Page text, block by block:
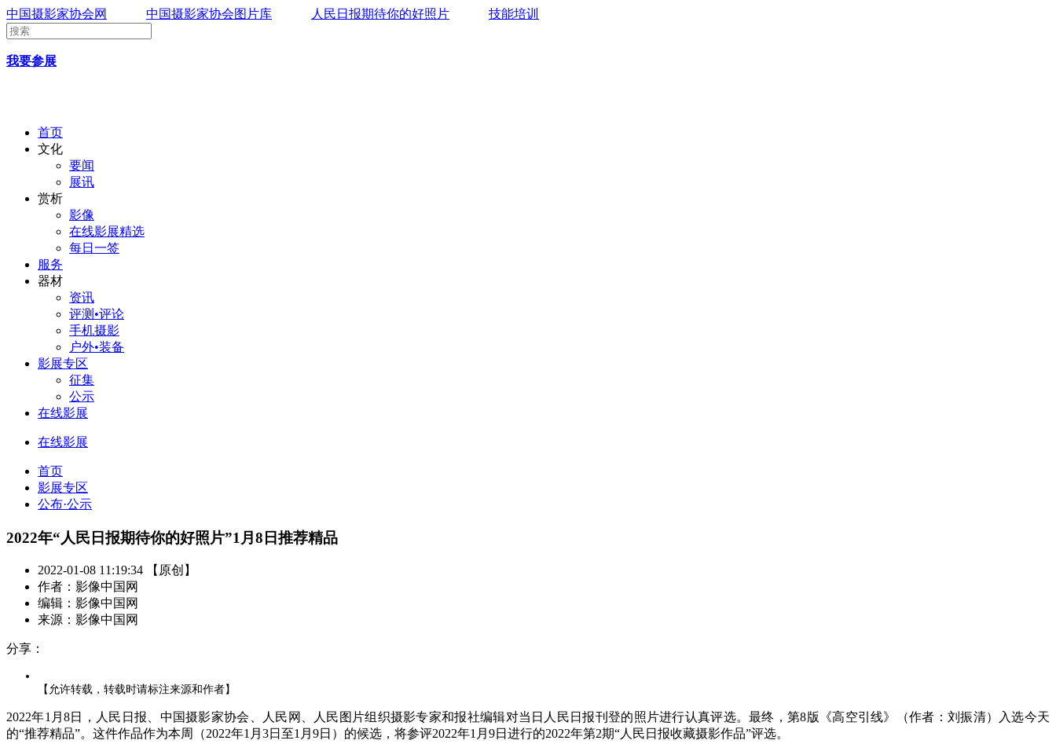
中国摄影家协会网 中国摄影家协会图片库 人民日报期待你的好照片 技能培训
我要参展
首页
文化
要闻
展讯
赏析
影像
在线影展精选
每日一签
服务
器材
资讯
评测•评论
手机摄影
户外•装备
影展专区
征集
公示
在线影展
在线影展
首页
影展专区
公布·公示
2022年“人民日报期待你的好照片”1月8日推荐精品
2022-01-08 11:19:34 【原创】
作者：影像中国网
编辑：影像中国网
来源：影像中国网
分享：
【允许转载，转载时请标注来源和作者】
2022年1月8日，人民日报、中国摄影家协会、人民网、人民图片组织摄影专家和报社编辑对当日人民日报刊登的照片进行认真评选。最终，第8版 《高空引线》 （作者： 刘振清）入选今天
的“推荐精品”。这件作品作为本周（2022年1月3日至1月9日）的候选，将参评2022年1月9日进行的2022年第2期“人民日报收藏摄影作品”评选。